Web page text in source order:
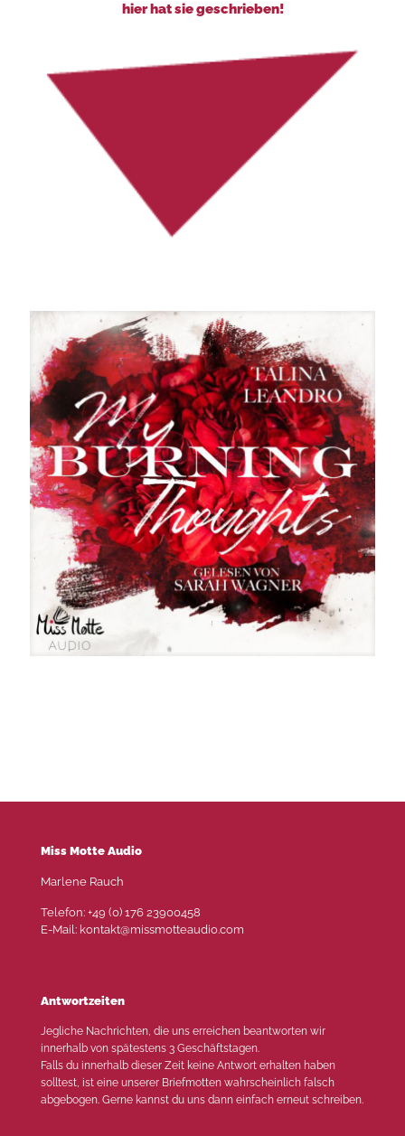
hier hat sie geschrieben!
Miss Motte Audio
Marlene Rauch
Telefon: +49 (0) 176 23900458
E-Mail: kontakt@missmotteaudio.com
Antwortzeiten
Jegliche Nachrichten, die uns erreichen beantworten wir
innerhalb von spätestens 3 Geschäftstagen.
Falls du innerhalb dieser Zeit keine Antwort erhalten haben
solltest, ist eine unserer Briefmotten wahrscheinlich falsch
abgebogen. Gerne kannst du uns dann einfach erneut schreiben.